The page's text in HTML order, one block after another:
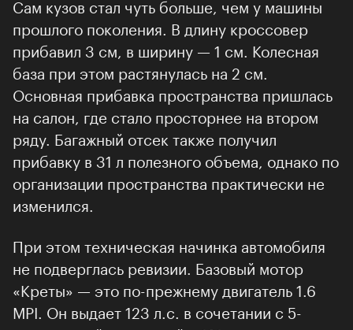
Сам кузов стал чуть больше, чем у машины
прошлого поколения. В длину кроссовер
прибавил 3 см, в ширину — 1 см. Колесная
база при этом растянулась на 2 см. Основная
прибавка пространства пришлась на салон,
где стало просторнее на втором ряду.
Багажный отсек также получил прибавку в 31
л полезного объема, однако по организации
пространства практически не изменился.
не подверглась ревизии. Базовый мотор
«Креты» — это по-прежнему двигатель 1.6
MPI. Он выдает 123 л.с. в сочетании с 5-
ступенчатой механикой и 121 л.с. — в паре с